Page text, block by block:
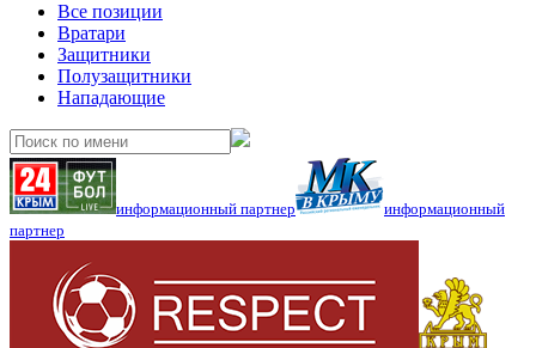
Все позиции
Вратари
Защитники
Полузащитники
Нападающие
информационный партнер
информационный
партнер